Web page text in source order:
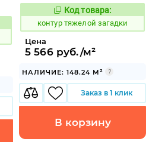
763402
Код товара:
контур тяжелой загадки
Цена
5 566 руб./м²
НАЛИЧИЕ: 148.24 М²
Заказ в 1 клик
В корзину